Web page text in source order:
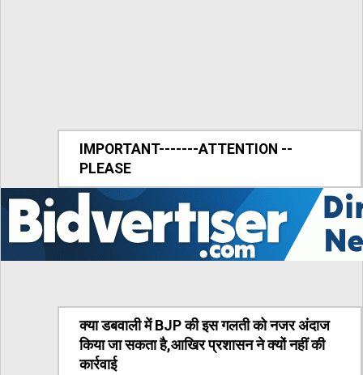
IMPORTANT-------ATTENTION --
PLEASE
क्या डबवाली में BJP की इस गलती को नजर अंदाज
किया जा सकता है,आखिर प्रशासन ने क्यों नहीं की
कार्रवाई